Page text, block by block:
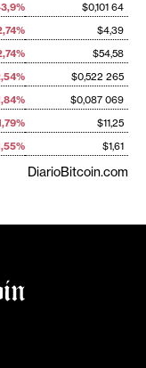
$0,101 64
$4,39
$54,58
$0,522 265
$0,087 069
$11,25
$1,61
DiarioBitcoin.com